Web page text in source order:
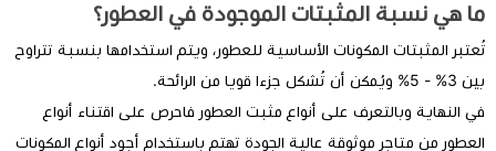
ما هي نسبة المثبتات الموجودة في العطور؟
تُعتبر المثبتات المكونات الأساسية للعطور، ويتم استخدامها بنسبة تتراوح
بين 3% - 5% ويُمكن أن تُشكل جزءا قويا من الرائحة.
في النهاية وبالتعرف على أنواع مثبت العطور فاحرص على اقتناء أنواع
العطور من متاجر موثوقة عالية الجودة تهتم باستخدام أجود أنواع المكونات